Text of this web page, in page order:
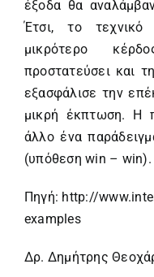
έξοδα θα
Έτσι, το τεχνικό
μικρότερο
προστατεύσει και
εξασφάλισε την
μικρή έκπτωση. Η
άλλο ένα
(υπόθεση win – win).
Πηγή: http://
examples
Δρ. Δημήτρης